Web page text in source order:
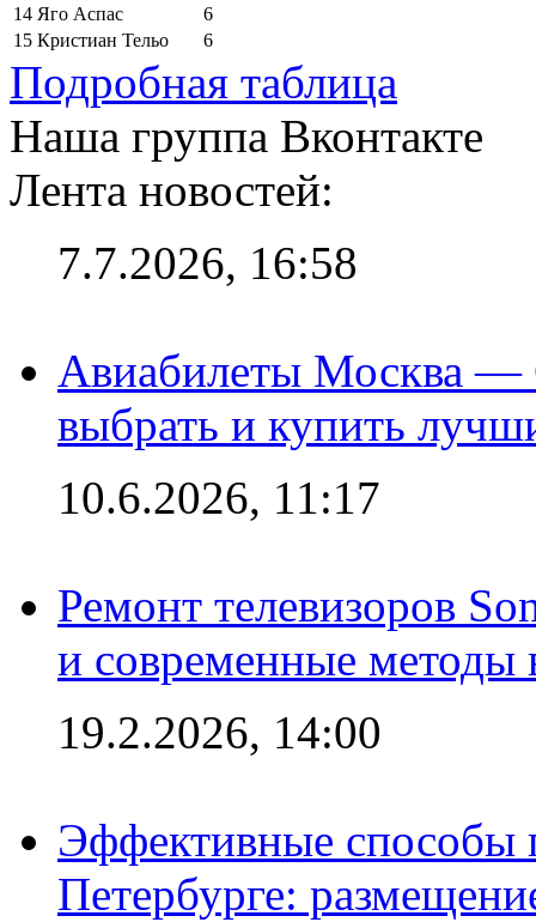
14 Яго Аспас
6
15 Кристиан Тельо 6
Подробная таблица
Наша группа Вконтакте
Лента новостей:
7.7.2026, 16:58
Авиабилеты Москва —
выбрать и купить
10.6.2026, 11:17
Ремонт телевизоров
и современные методы
19.2.2026, 14:00
Эффективные способы
Петербурге: